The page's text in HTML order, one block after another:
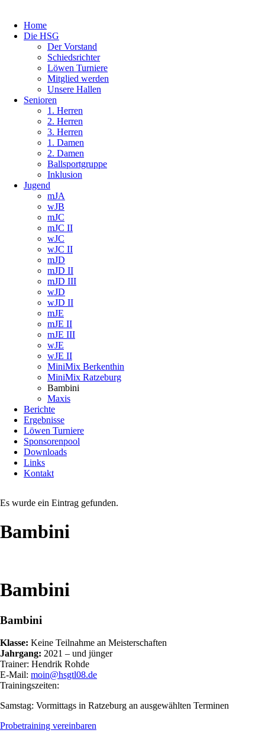
Home
Die HSG
Der Vorstand
Schiedsrichter
Löwen Turniere
Mitglied werden
Unsere Hallen
Senioren
1. Herren
2. Herren
3. Herren
1. Damen
2. Damen
Ballsportgruppe
Inklusion
Jugend
mJA
wJB
mJC
mJC II
wJC
wJC II
mJD
mJD II
mJD III
wJD
wJD II
mJE
mJE II
mJE III
wJE
wJE II
MiniMix Berkenthin
MiniMix Ratzeburg
Bambini
Maxis
Berichte
Ergebnisse
Löwen Turniere
Sponsorenpool
Downloads
Links
Kontakt
Es wurde ein Eintrag gefunden.
Bambini
Bambini
Bambini
Klasse: Keine Teilnahme an Meisterschaften
Jahrgang: 2021 – und jünger
Trainer: Hendrik Rohde
E-Mail: moin@hsgtl08.de
Trainingszeiten:
Samstag: Vormittags in Ratzeburg an ausgewählten Terminen
Probetraining vereinbaren